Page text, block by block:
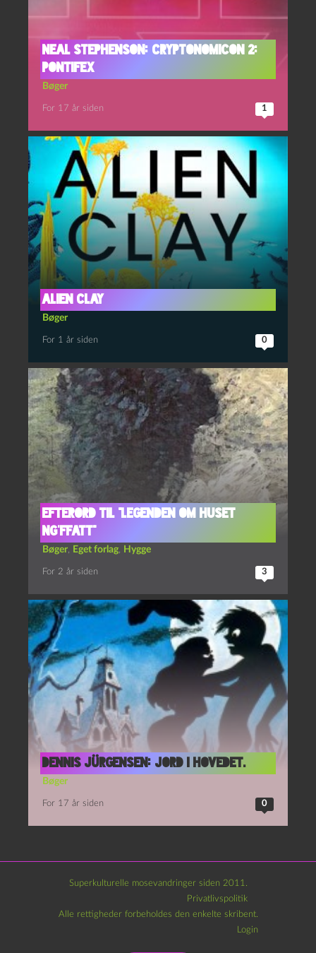
Neal Stephenson: Cryptonomicon 2:
Pontifex
Bøger
For 17 år siden 1
Alien Clay
Bøger
For 1 år siden 0
efterord til “Legenden om Huset
Ng’Ffatt”
Bøger, Eget forlag, Hygge
For 2 år siden 3
Dennis Jürgensen: Jord i hovedet.
Bøger
For 17 år siden 0
Superkulturelle mosevandringer siden 2011.
Privatlivspolitik
Alle rettigheder forbeholdes den enkelte skribent.
Login